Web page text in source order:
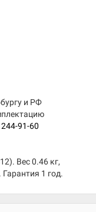
и РФ
91-60
Вес 0.46 кг,
1 год.